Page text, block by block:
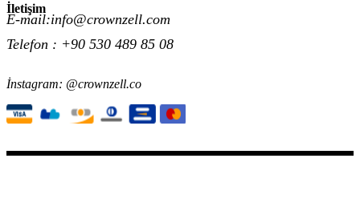
İletişim
E-mail:info@crownzell.com
Telefon : +90 530 489 85 08
İnstagram: @crownzell.co